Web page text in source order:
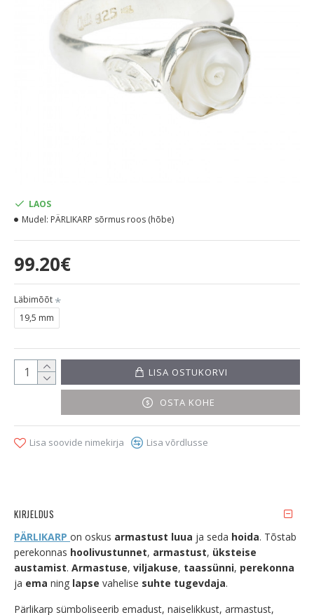
99.20€
LAOS
Mudel: PÄRLIKARP sõrmus roos (hõbe)
Läbimõõt
19,5 mm
LISA OSTUKORVI
OSTA KOHE
Lisa soovide nimekirja Lisa võrdlusse
KIRJELDUS
PÄRLIKARP on oskus armastust luua ja seda hoida. Tõstab
perekonnas hoolivustunnet, armastust, üksteise
austamist. Armastuse, viljakuse, taassünni, perekonna
ja ema ning lapse vahelise suhte tugevdaja.
Pärlikarp sümboliseerib emadust, naiselikkust, armastust,